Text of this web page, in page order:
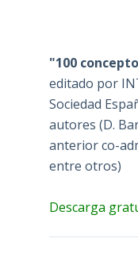
"100
editado por
Sociedad
autores (D.
anterior co-
entre otros)
Descarga